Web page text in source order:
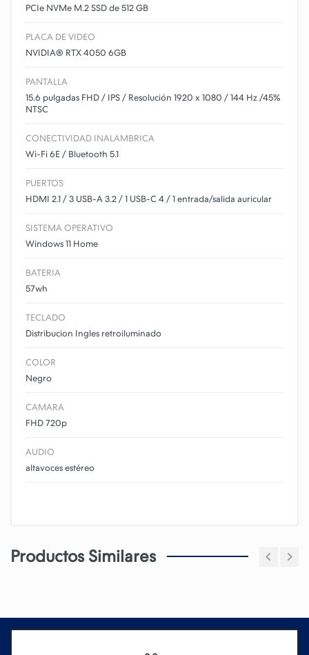
PCIe NVMe M.2 SSD de 512 GB
PLACA DE VIDEO
NVIDIA® RTX 4050 6GB
PANTALLA
15.6 pulgadas FHD / IPS / Resolución 1920 x 1080 / 144 Hz /45%
NTSC
CONECTIVIDAD INALAMBRICA
Wi-Fi 6E / Bluetooth 5.1
PUERTOS
HDMI 2.1 / 3 USB-A 3.2 / 1 USB-C 4 / 1 entrada/salida auricular
SISTEMA OPERATIVO
Windows 11 Home
BATERIA
57wh
TECLADO
Distribucion Ingles retroiluminado
COLOR
Negro
CAMARA
FHD 720p
AUDIO
altavoces estéreo
Productos Similares